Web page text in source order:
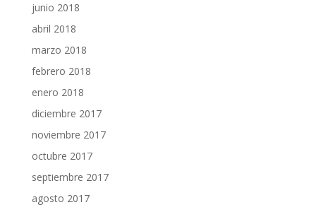
junio 2018
abril 2018
marzo 2018
febrero 2018
enero 2018
diciembre 2017
noviembre 2017
octubre 2017
septiembre 2017
agosto 2017